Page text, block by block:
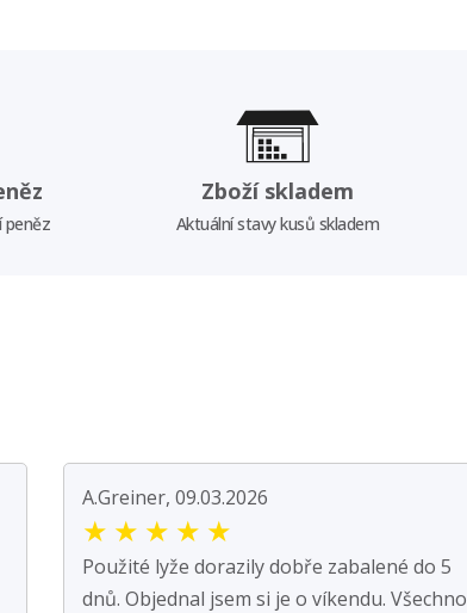
peněz
Zboží skladem
Aktuální stavy kusů skladem
A.Greiner, 09.03.2026
★ ★ ★ ★ ★
Použité lyže dorazily dobře zabalené do 5
dnů. Objednal jsem si je o víkendu. Všechno